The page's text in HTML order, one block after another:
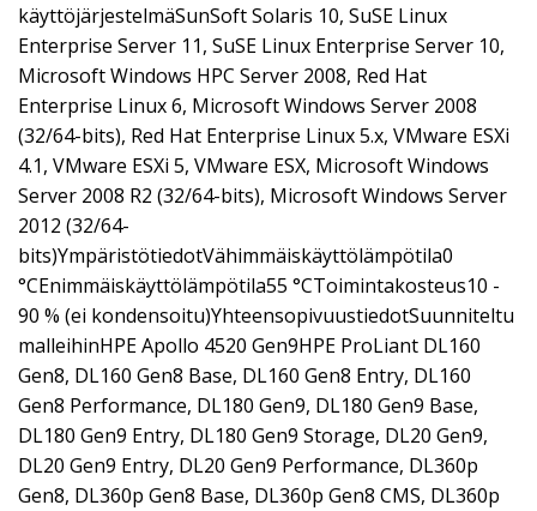
käyttöjärjestelmäSunSoft Solaris 10, SuSE Linux
Enterprise Server 11, SuSE Linux Enterprise Server 10,
Microsoft Windows HPC Server 2008, Red Hat
Enterprise Linux 6, Microsoft Windows Server 2008
(32/64-bits), Red Hat Enterprise Linux 5.x, VMware ESXi
4.1, VMware ESXi 5, VMware ESX, Microsoft Windows
Server 2008 R2 (32/64-bits), Microsoft Windows Server
2012 (32/64-
bits)YmpäristötiedotVähimmäiskäyttölämpötila0
°CEnimmäiskäyttölämpötila55 °CToimintakosteus10 -
90 % (ei kondensoitu)YhteensopivuustiedotSuunniteltu
malleihinHPE Apollo 4520 Gen9HPE ProLiant DL160
Gen8, DL160 Gen8 Base, DL160 Gen8 Entry, DL160
Gen8 Performance, DL180 Gen9, DL180 Gen9 Base,
DL180 Gen9 Entry, DL180 Gen9 Storage, DL20 Gen9,
DL20 Gen9 Entry, DL20 Gen9 Performance, DL360p
Gen8, DL360p Gen8 Base, DL360p Gen8 CMS, DL360p